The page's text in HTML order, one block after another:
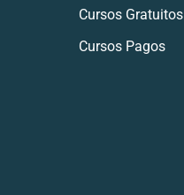
Cursos Gratuitos
Cursos Pagos